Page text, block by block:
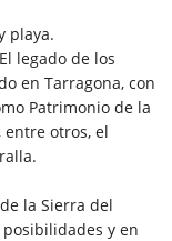
playa.
legado de los
en Tarragona, con
Patrimonio de la
entre otros, el
la Sierra del
y en